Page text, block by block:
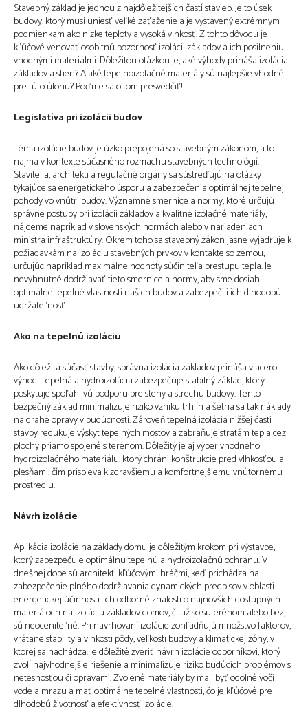
Stavebný základ je jednou z najdôležitejších častí stavieb. Je to úsek
budovy, ktorý musí uniesť veľké zaťaženie a je vystavený extrémnym
podmienkam ako nízke teploty a vysoká vlhkosť. Z tohto dôvodu je
kľúčové venovať osobitnú pozornosť izolácii základov a ich posilneniu
vhodnými materiálmi. Dôležitou otázkou je, aké výhody prináša izolácia
základov a stien? A aké tepelnoizolačné materiály sú najlepšie vhodné
pre túto úlohu? Poďme sa o tom presvedčiť!
Legislatíva pri izolácii budov
Téma izolácie budov je úzko prepojená so stavebným zákonom, a to
najmä v kontexte súčasného rozmachu stavebných technológií.
Stavitelia, architekti a regulačné orgány sa sústreďujú na otázky
týkajúce sa energetického úsporu a zabezpečenia optimálnej tepelnej
pohody vo vnútri budov. Významné smernice a normy, ktoré určujú
správne postupy pri izolácii základov a kvalitné izolačné materiály,
nájdeme napríklad v slovenských normách alebo v nariadeniach
ministra infraštruktúry. Okrem toho sa stavebný zákon jasne vyjadruje k
požiadavkám na izoláciu stavebných prvkov v kontakte so zemou,
určujúc napríklad maximálne hodnoty súčiniteľa prestupu tepla. Je
nevyhnutné dodržiavať tieto smernice a normy, aby sme dosiahli
optimálne tepelné vlastnosti našich budov a zabezpečili ich dlhodobú
udržateľnosť.
Ako na tepelnú izoláciu
Ako dôležitá súčasť stavby, správna izolácia základov prináša viacero
výhod. Tepelná a hydroizolácia zabezpečuje stabilný základ, ktorý
poskytuje spoľahlivú podporu pre steny a strechu budovy. Tento
bezpečný základ minimalizuje riziko vzniku trhlín a šetria sa tak náklady
na drahé opravy v budúcnosti. Zároveň tepelná izolácia nižšej časti
stavby redukuje výskyt tepelných mostov a zabraňuje stratám tepla cez
plochy priamo spojené s terénom. Dôležitý je aj výber vhodného
hydroizolačného materiálu, ktorý chráni konštrukcie pred vlhkosťou a
plesňami, čím prispieva k zdravšiemu a komfortnejšiemu vnútornému
prostrediu.
Návrh izolácie
Aplikácia izolácie na základy domu je dôležitým krokom pri výstavbe,
ktorý zabezpečuje optimálnu tepelnú a hydroizolačnú ochranu. V
dnešnej dobe sú architekti kľúčovými hráčmi, keď prichádza na
zabezpečenie plného dodržiavania dynamických predpisov v oblasti
energetickej účinnosti. Ich odborné znalosti o najnovších dostupných
materiáloch na izoláciu základov domov, či už so suterénom alebo bez,
sú neoceniteľné. Pri navrhovaní izolácie zohľadňujú množstvo faktorov,
vrátane stability a vlhkosti pôdy, veľkosti budovy a klimatickej zóny, v
ktorej sa nachádza. Je dôležité zveriť návrh izolácie odborníkovi, ktorý
zvolí najvhodnejšie riešenie a minimalizuje riziko budúcich problémov s
netesnosťou či opravami. Zvolené materiály by mali byť odolné voči
vode a mrazu a mať optimálne tepelné vlastnosti, čo je kľúčové pre
dlhodobú životnosť a efektívnosť izolácie.